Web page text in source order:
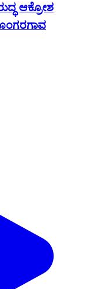
ಆಕ್ರೋಶ